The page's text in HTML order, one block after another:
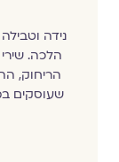
נידה
הלכה.
הריחוק,
שעוסקים